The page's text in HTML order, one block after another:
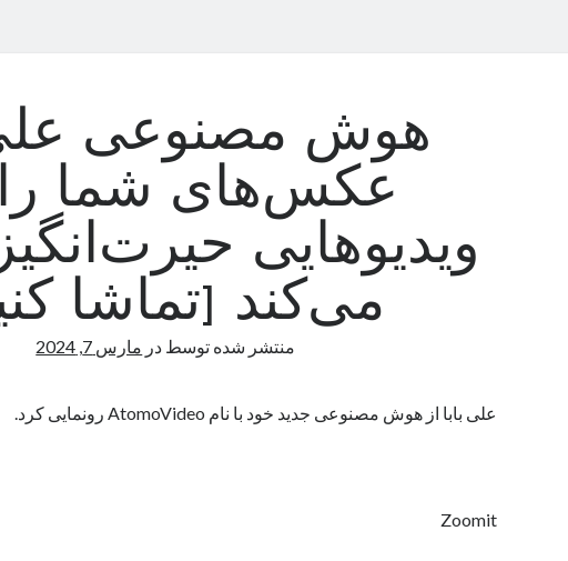
هوش مصنوعی
عکس‌های شما را
ویدیوهایی
می‌کند [تماشا
منتشر شده توسط در مارس 7, 2024
علی بابا از هوش مصنوعی جدید خود با نام AtomoVideo رونمایی کرد.
Zoomit